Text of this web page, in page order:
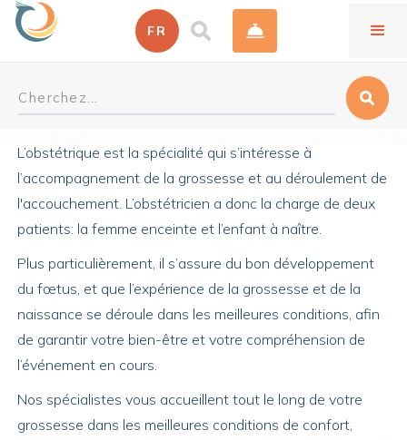
FR
L’obstétrique est la spécialité qui s’intéresse à
l’accompagnement de la grossesse et au déroulement de
l'accouchement. L’obstétricien a donc la charge de deux
patients: la femme enceinte et l’enfant à naître.
Plus particulièrement, il s’assure du bon développement
du fœtus, et que l’expérience de la grossesse et de la
naissance se déroule dans les meilleures conditions, afin
de garantir votre bien-être et votre compréhension de
l’événement en cours.
Nos spécialistes vous accueillent tout le long de votre
grossesse dans les meilleures conditions de confort,